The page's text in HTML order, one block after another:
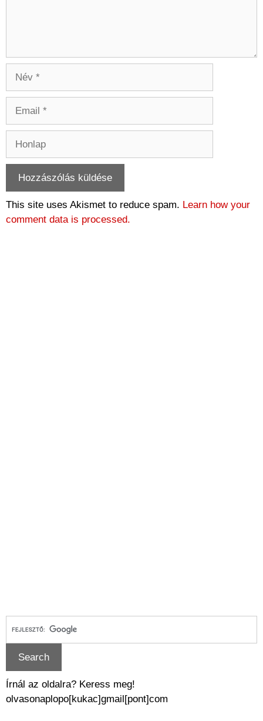
This site uses Akismet to reduce spam. Learn how your
comment data is processed.
Írnál az oldalra? Keress meg!
olvasonaplopo[kukac]gmail[pont]com